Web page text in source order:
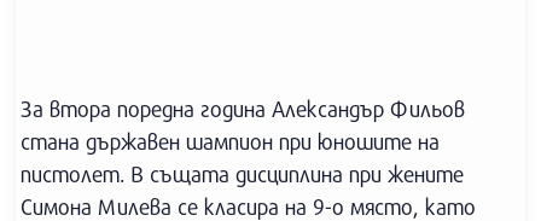
За втора поредна година Александър Фильов
стана държавен шампион при юношите на
пистолет. В същата дисциплина при жените
Симона Милева се класира на 9-о място, като